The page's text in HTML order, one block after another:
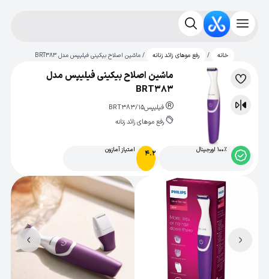
خانه / رفع موهای زائد زنانه / ماشین اصلاح بیکینی فیلیپس مدل BRT383
لیست
علاقه‌مندی
مقایسه
ماشین اصلاح بیکینی فیلیپس مدل
BRT383
فیلیپسBRT383/15
رفع موهای زائد زنانه
100% اورجینال 4.2 امتیاز آمازون